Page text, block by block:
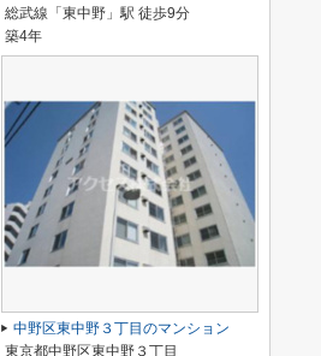
総武線「東中野」駅 徒歩9分
築4年
中野区東中野３丁目のマンション
東京都中野区東中野３丁目